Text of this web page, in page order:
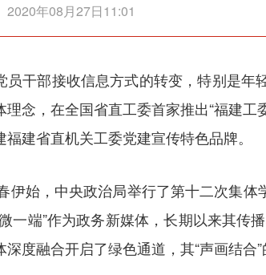
2020年08月27日11:01
员干部接收信息方式的转变，特别是
理念，在全国省直工委首家推出“福建
建省直机关工委党建宣传特色品牌。
伊始，中央政治局举行了第十二次集
一端”作为政务新媒体，长期以来其传
深度融合开启了绿色通道，其“声画结